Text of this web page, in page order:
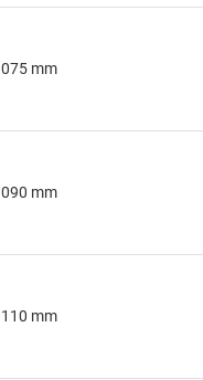
075 mm
090 mm
110 mm